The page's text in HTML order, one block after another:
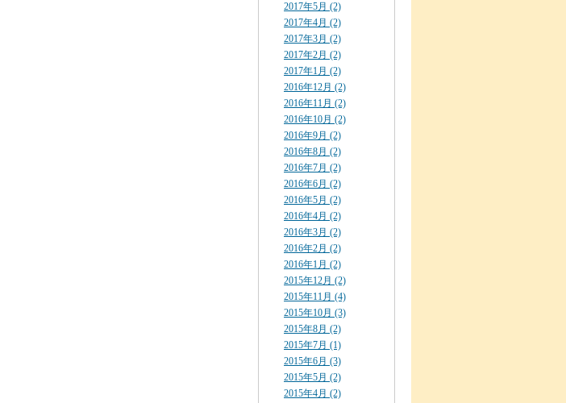
2017年5月 (2)
2017年4月 (2)
2017年3月 (2)
2017年2月 (2)
2017年1月 (2)
2016年12月 (2)
2016年11月 (2)
2016年10月 (2)
2016年9月 (2)
2016年8月 (2)
2016年7月 (2)
2016年6月 (2)
2016年5月 (2)
2016年4月 (2)
2016年3月 (2)
2016年2月 (2)
2016年1月 (2)
2015年12月 (2)
2015年11月 (4)
2015年10月 (3)
2015年8月 (2)
2015年7月 (1)
2015年6月 (3)
2015年5月 (2)
2015年4月 (2)